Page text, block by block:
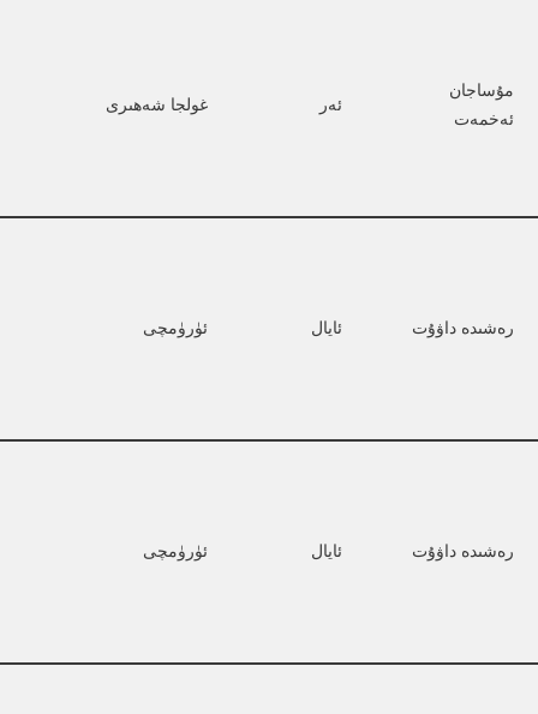
مۇساجان
ئەخمەت
ئەر غولجا شەھىرى
رەشىدە داۋۇت ئايال ئۈرۈمچى
رەشىدە داۋۇت ئايال ئۈرۈمچى